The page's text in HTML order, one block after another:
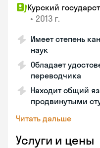
Курский
• 2013 г.
Имеет степень
наук
Обладает
переводчика
Находит общий
продвинутыми
Читать дальше
Услуги и цены